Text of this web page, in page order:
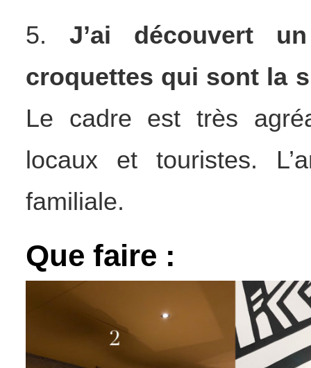
5.J’ai découvert
croquettes qui sont la
Le cadre est très
locaux et touristes.
familiale.
Que faire :